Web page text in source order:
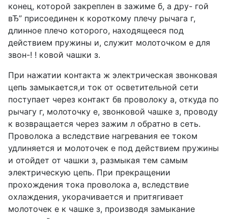
конец, которой закреплен в зажиме б, а дру- гой
вЂ” присоединен к короткому плечу рычага г,
длинное плечо которого, находящееся под
действием пружины и, служит молоточком е для
звон-! ! ковой чашки з.
При нажатии контакта ж электрическая звонковая
цепь замыкается,и ток от осветительной сети
поступает через контакт бв проволоку а, откуда по
рычагу г, молоточку е, звонковой чашке з, проводу
к возвращается через зажим л обратно в сеть.
Проволока а вследствие нагревания ее током
удлиняется и молоточек е под действием пружины
и отойдет от чашки з, размыкая тем самым
электрическую цепь. При прекращении
прохождения тока проволока а, вследствие
охлаждения, укорачивается и притягивает
молоточек е к чашке з, производя замыкание